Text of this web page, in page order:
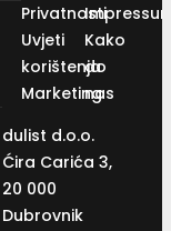
Privatnosti
Uvjeti
korištenja
Marketing
Kako
do
nas
dulist d.o.o.
Ćira Carića 3,
20 000
Dubrovnik